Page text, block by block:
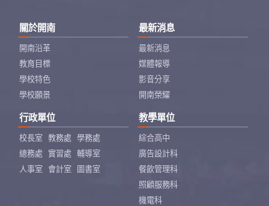
關於開南
開南沿革
教育目標
學校特色
學校願景
最新消息
最新消息
媒體報導
影音分享
開南榮耀
行政單位
校長室 教務處
學務處
總務處
實習處
輔導室
人事室
會計室 圖書室
教學單位
綜合高中
廣告設計科
餐飲管理科
照顧服務科
機電科